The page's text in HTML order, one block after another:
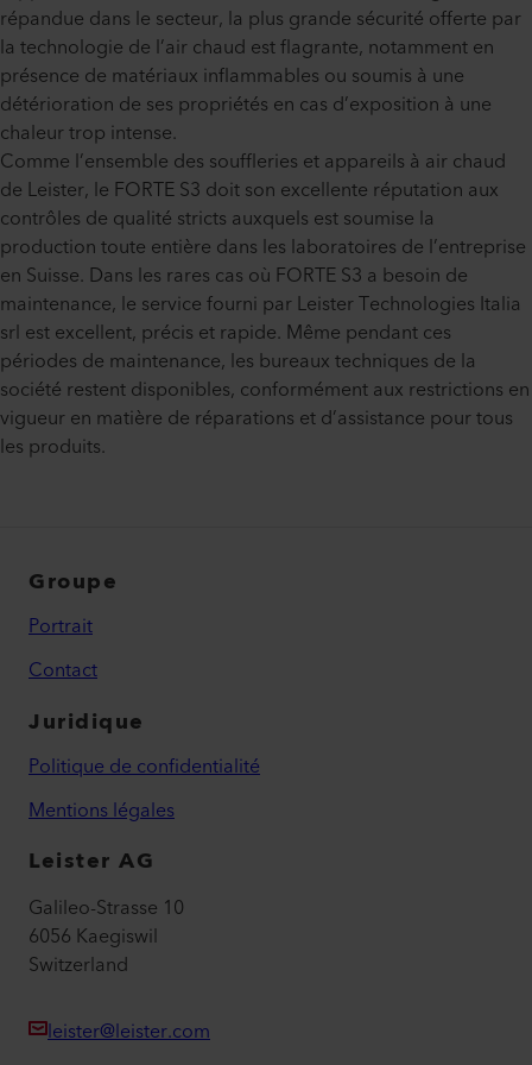
répandue dans le secteur, la plus grande sécurité offerte par
la technologie de l’air chaud est flagrante, notamment en
présence de matériaux inflammables ou soumis à une
détérioration de ses propriétés en cas d’exposition à une
chaleur trop intense.
Comme l’ensemble des souffleries et appareils à air chaud
de Leister, le FORTE S3 doit son excellente réputation aux
contrôles de qualité stricts auxquels est soumise la
production toute entière dans les laboratoires de l’entreprise
en Suisse. Dans les rares cas où FORTE S3 a besoin de
maintenance, le service fourni par Leister Technologies Italia
srl est excellent, précis et rapide. Même pendant ces
périodes de maintenance, les bureaux techniques de la
société restent disponibles, conformément aux restrictions en
vigueur en matière de réparations et d’assistance pour tous
les produits.
Groupe
Portrait
Contact
Juridique
Politique de confidentialité
Mentions légales
Leister AG
Galileo-Strasse 10
6056 Kaegiswil
Switzerland
leister@leister.com